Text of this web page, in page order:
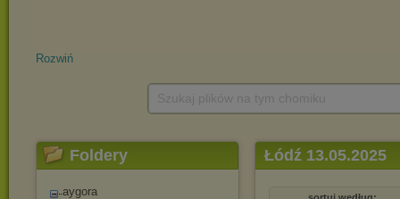
Rozwiń
Foldery
aygora
Łódź 13.05.2025